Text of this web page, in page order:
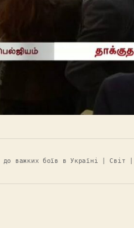
до важких боїв в Україні | Світ |